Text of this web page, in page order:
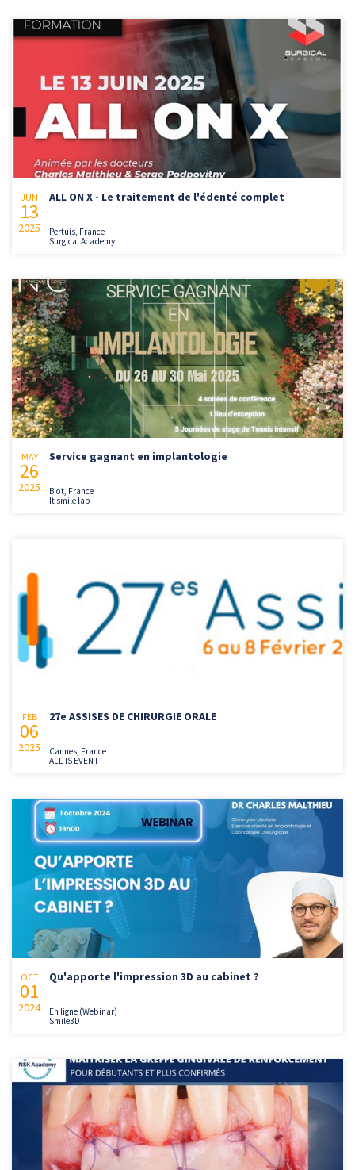
JUN
13
2025
ALL ON X - Le traitement de l'édenté complet
Pertuis, France
Surgical Academy
MAY
26
2025
Service gagnant en implantologie
Biot, France
It smile lab
FEB
06
2025
27e ASSISES DE CHIRURGIE ORALE
Cannes, France
ALL IS EVENT
OCT
01
2024
Qu'apporte l'impression 3D au cabinet ?
En ligne (Webinar)
Smile3D